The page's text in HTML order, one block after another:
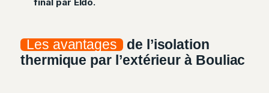
Les avantages
de l’isolation
thermique par l’extérieur à Bouliac